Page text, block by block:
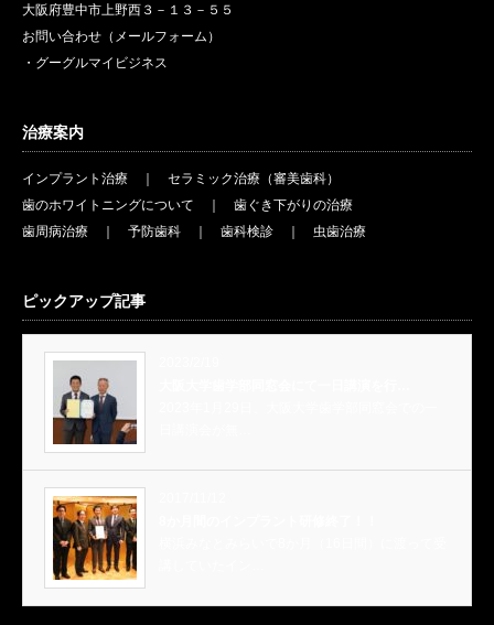
大阪府豊中市上野西３－１３－５５
お問い合わせ（メールフォーム）
・グーグルマイビジネス
治療案内
インプラント治療 ｜ セラミック治療（審美歯科）
歯のホワイトニングについて ｜ 歯ぐき下がりの治療
歯周病治療 ｜ 予防歯科 ｜ 歯科検診 ｜ 虫歯治療
ピックアップ記事